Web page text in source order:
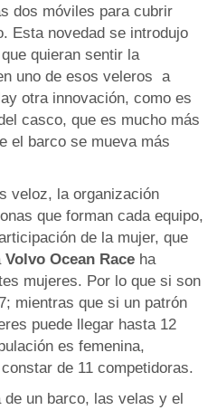
dos móviles para cubrir
Esta novedad se introdujo
quieran sentir la
uno de esos veleros a
otra innovación, como es
casco, que es mucho más
el barco se mueva más
veloz, la organización
que forman cada equipo,
de la mujer, que
Volvo Ocean Race ha
mujeres. Por lo que si son
mientras que si un patrón
puede llegar hasta 12
es femenina,
de 11 competidoras.
un barco, las velas y el